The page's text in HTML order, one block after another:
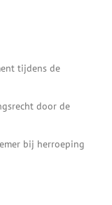
tijdens de
door de
bij herroeping